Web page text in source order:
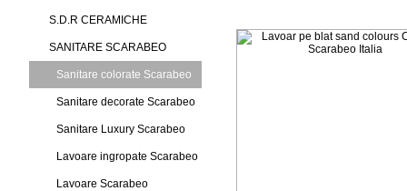
S.D.R CERAMICHE
SANITARE SCARABEO
Sanitare colorate Scarabeo
Sanitare decorate Scarabeo
Sanitare Luxury Scarabeo
Lavoare ingropate Scarabeo
Lavoare Scarabeo